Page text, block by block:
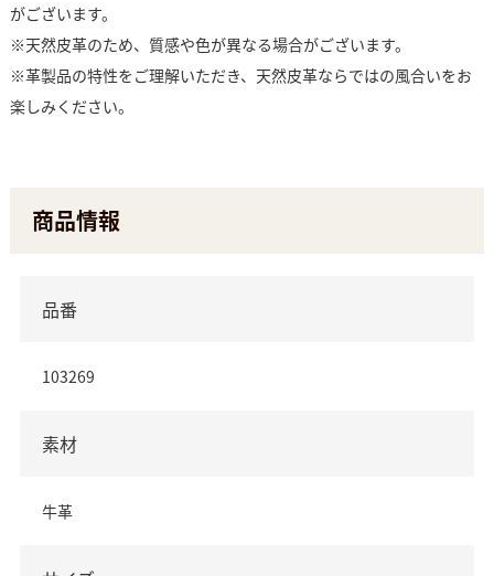
がございます。
※天然皮革のため、質感や色が異なる場合がございます。
※革製品の特性をご理解いただき、天然皮革ならではの風合いをお
楽しみください。
商品情報
品番
103269
素材
牛革